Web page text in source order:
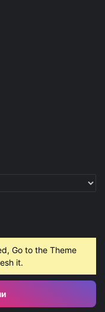
Go to the Theme
it.